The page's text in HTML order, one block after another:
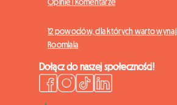
12 powodów, dla których warto
Roomlala
Dołącz do naszej społeczności!